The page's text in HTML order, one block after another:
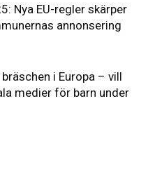
Nya EU-regler skärper
annonsering
i Europa – vill
medier för barn under